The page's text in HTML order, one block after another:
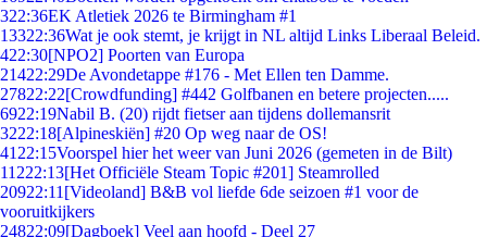
322:36EK Atletiek 2026 te Birmingham #1
13322:36Wat je ook stemt, je krijgt in NL altijd Links Liberaal Beleid.
422:30[NPO2] Poorten van Europa
21422:29De Avondetappe #176 - Met Ellen ten Damme.
27822:22[Crowdfunding] #442 Golfbanen en betere projecten.....
6922:19Nabil B. (20) rijdt fietser aan tijdens dollemansrit
3222:18[Alpineskiën] #20 Op weg naar de OS!
41 22:15Voorspel hier het weer van Juni 2026 (gemeten in de Bilt)
11222:13[Het Officiële Steam Topic #201] Steamrolled
20922:11 [Videoland] B&B vol liefde 6de seizoen #1 voor de
vooruitkijkers
24822:09[Dagboek] Veel aan hoofd - Deel 27